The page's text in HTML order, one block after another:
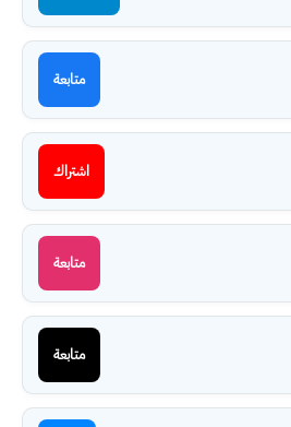
متابعة
اشتراك
متابعة
متابعة